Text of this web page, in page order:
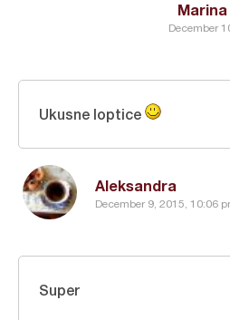
December
Aleksandra
December 9, 2015, 10:06
Ukusne loptice
Super